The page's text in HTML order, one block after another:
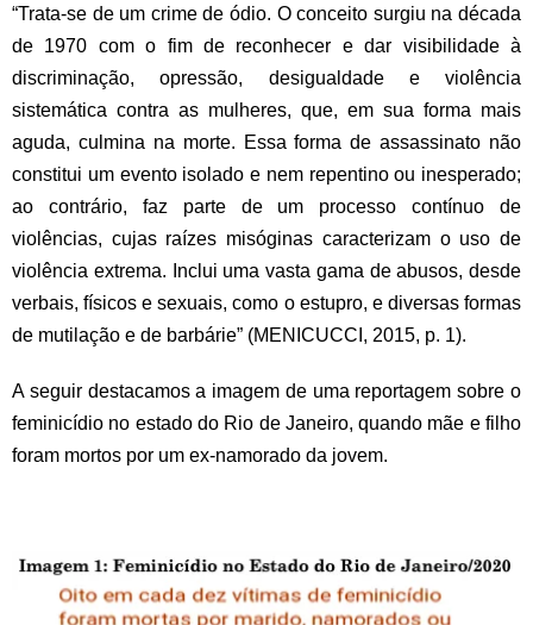
“Trata-se de um crime de ódio. O conceito surgiu na década
de 1970 com o fim de reconhecer e dar visibilidade à
discriminação, opressão, desigualdade e violência
sistemática contra as mulheres, que, em sua forma mais
aguda, culmina na morte. Essa forma de assassinato não
constitui um evento isolado e nem repentino ou inesperado;
ao contrário, faz parte de um processo contínuo de
violências, cujas raízes misóginas caracterizam o uso de
violência extrema. Inclui uma vasta gama de abusos, desde
verbais, físicos e sexuais, como o estupro, e diversas formas
de mutilação e de barbárie” (MENICUCCI, 2015, p. 1).
A seguir destacamos a imagem de uma reportagem sobre o
feminicídio no estado do Rio de Janeiro, quando mãe e filho
foram mortos por um ex-namorado da jovem.